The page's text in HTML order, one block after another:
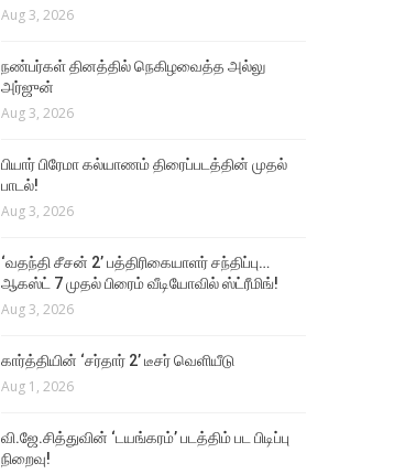
Aug 3, 2026
நண்பர்கள் தினத்தில் நெகிழவைத்த அல்லு
அர்ஜுன்
Aug 3, 2026
பியார் பிரேமா கல்யாணம் திரைப்படத்தின் முதல்
பாடல்!
Aug 3, 2026
‘வதந்தி சீசன் 2’ பத்திரிகையாளர் சந்திப்பு…
ஆகஸ்ட் 7 முதல் பிரைம் வீடியோவில் ஸ்ட்ரீமிங்!
Aug 3, 2026
கார்த்தியின் ‘சர்தார் 2’ டீசர் வெளியீடு
Aug 1, 2026
வி.ஜே.சித்துவின் ‘டயங்கரம்’ படத்திம் பட பிடிப்பு
நிறைவு!